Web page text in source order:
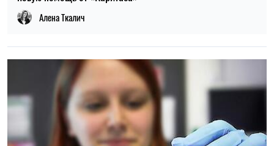
22:00, 23.07.2026
Ученые нашли способ обнаруживать 90% случаев рака
поджелудочной железы на ранней стадии
Елена Расенко